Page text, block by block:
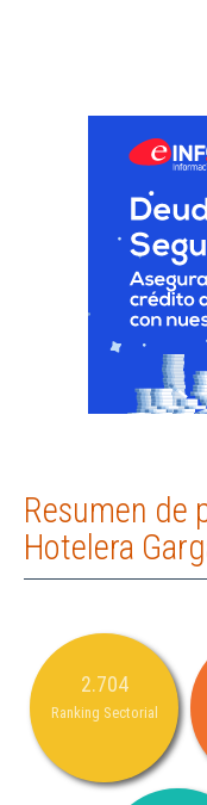
Resumen de
Hotelera
2.704
Ranking Sectorial